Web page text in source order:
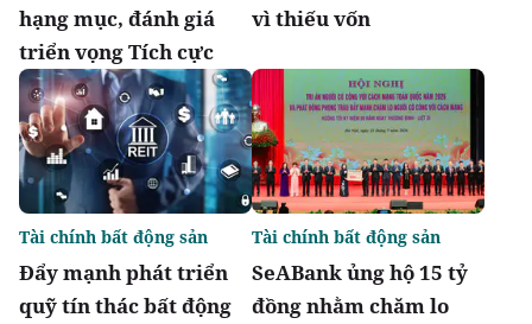
hạng mục, đánh giá
triển vọng Tích cực
vì thiếu vốn
Đẩy mạnh phát triển
quỹ tín thác bất động
Tài chính bất động sản
SeABank ủng hộ 15 tỷ
đồng nhằm chăm lo
Tài chính bất động sản